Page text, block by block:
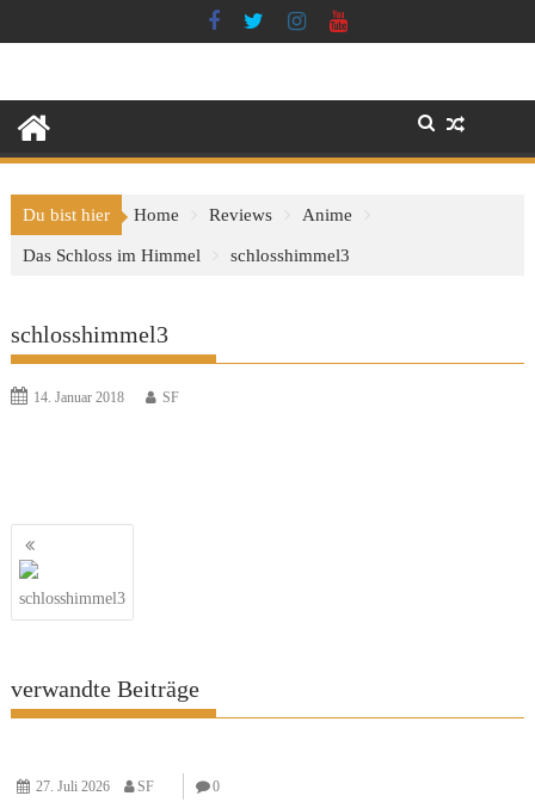
to
Du bist hier Home Reviews Anime
Das Schloss im Himmel schlosshimmel3
schlosshimmel3
14. Januar 2018 SF
Beitragsnavigation
schlosshimmel3
verwandte Beiträge
27. Juli 2026 SF 0